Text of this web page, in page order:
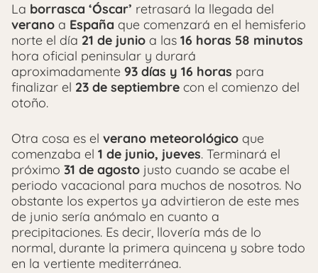
La borrasca ‘Óscar’ retrasará la llegada del
verano a España que comenzará en el hemisferio
norte el día 21 de junio a las 16 horas 58 minutos
hora oficial peninsular y durará
aproximadamente 93 días y 16 horas para
finalizar el 23 de septiembre con el comienzo del
otoño.
Otra cosa es el verano meteorológico que
comenzaba el 1 de junio, jueves. Terminará el
próximo 31 de agosto justo cuando se acabe el
periodo vacacional para muchos de nosotros. No
obstante los expertos ya advirtieron de este mes
de junio sería anómalo en cuanto a
precipitaciones. Es decir, llovería más de lo
normal, durante la primera quincena y sobre todo
en la vertiente mediterránea.